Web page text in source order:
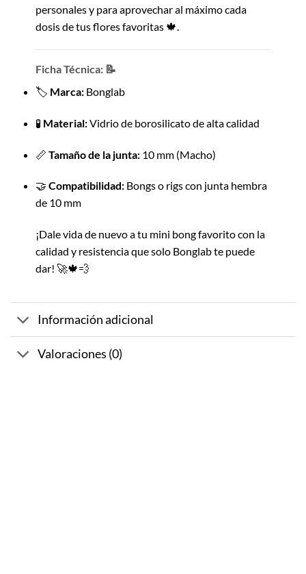
personales y para aprovechar al máximo cada
dosis de tus flores favoritas 🍁.
Ficha Técnica: 📝
🏷️ Marca:Bonglab
🧪 Material:Vidrio de borosilicato de alta calidad
📏 Tamaño de la junta:10 mm (Macho)
🤝 Compatibilidad:Bongs o rigs con junta hembra
de 10 mm
¡Dale vida de nuevo a tu mini bong favorito con la
calidad y resistencia que solo Bonglab te puede
dar! 🚀🍁💨
Información adicional
Valoraciones (0)